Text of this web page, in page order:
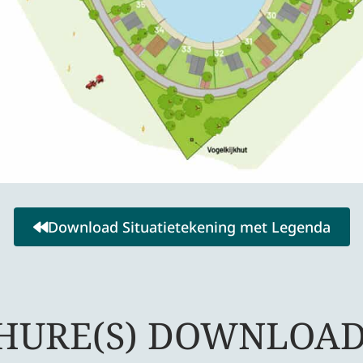
Download Situatietekening met Legenda